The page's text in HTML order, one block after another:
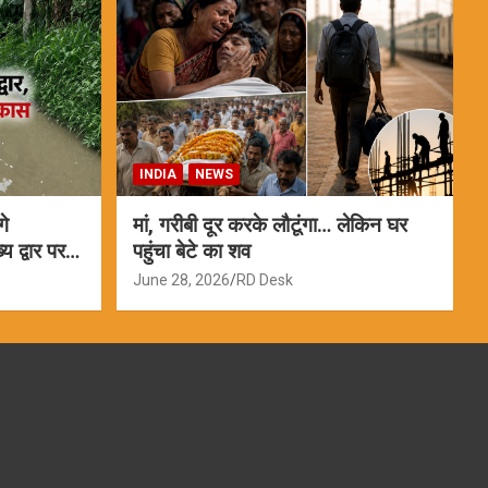
पर
INDIA NEWS
मां, गरीबी दूर करके लौटूंगा… लेकिन घर
पहुंचा बेटे का शव
June 28, 2026 RD Desk